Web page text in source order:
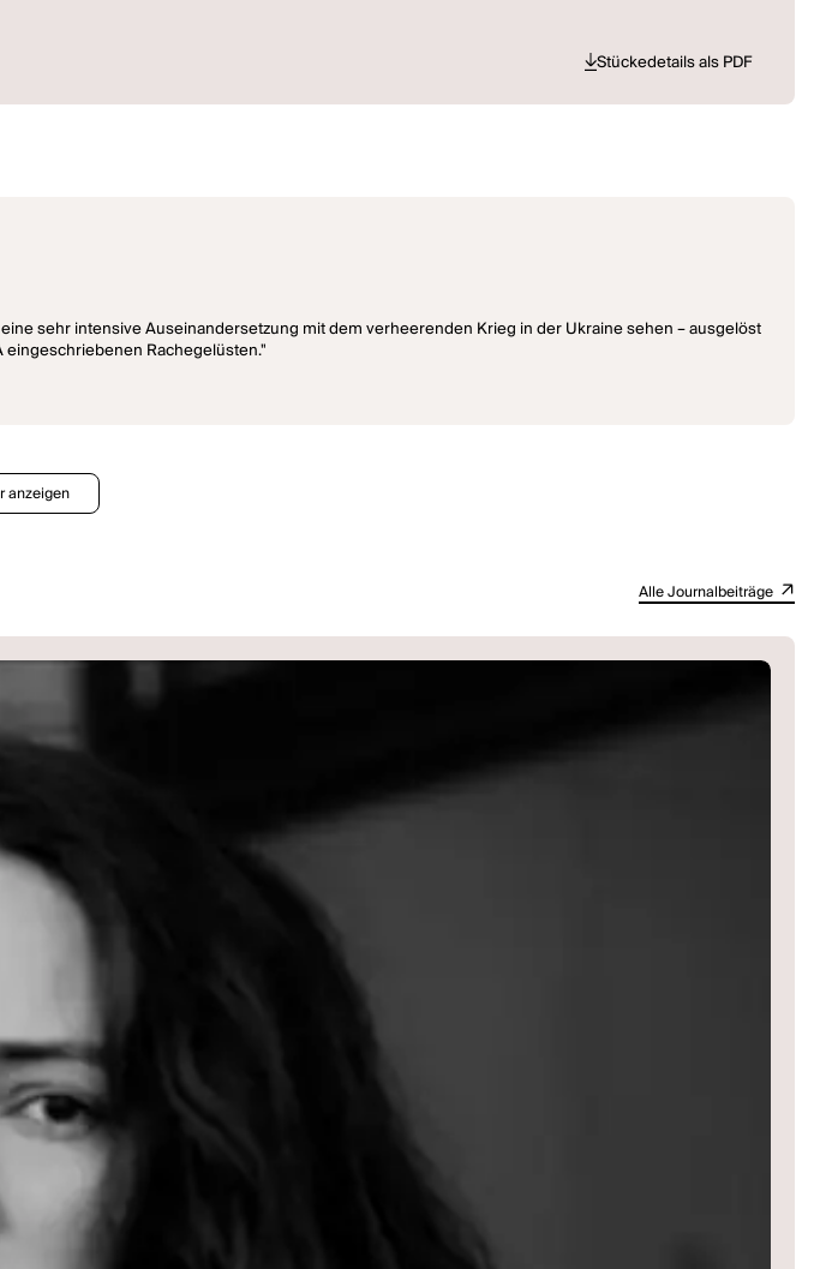
Stückedetails als PDF
sehr intensive Auseinandersetzung mit dem verheerenden Krieg in der Ukraine sehen – ausgelöst
Rachegelüsten."
anzeigen
Alle Journalbeiträge